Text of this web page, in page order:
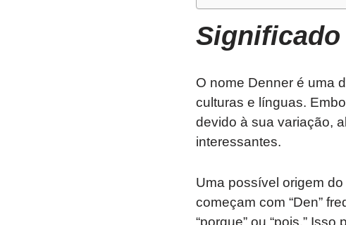
O nome Denner é uma
culturas e línguas.
devido à sua variação,
interessantes.
Uma possível origem
começam com “Den”
“porque” ou “pois.”